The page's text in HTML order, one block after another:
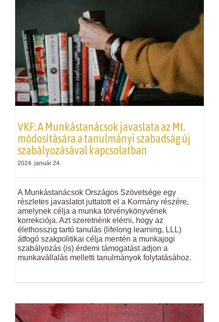
VKF: A Munkástanácsok javaslata az Mt.
módosítására a tanulmányi szabadság új
szabályozásával kapcsolatban
2024. január 24.
A Munkástanácsok Országos Szövetsége egy
részletes javaslatot juttatott el a Kormány részére,
amelynek célja a munka törvénykönyvének
korrekciója. Azt szeretnénk elérni, hogy az
élethosszig tartó tanulás (lifelong learning, LLL)
átfogó szakpolitikai célja mentén a munkajogi
szabályozás (is) érdemi támogatást adjon a
munkavállalás melletti tanulmányok folytatásához.